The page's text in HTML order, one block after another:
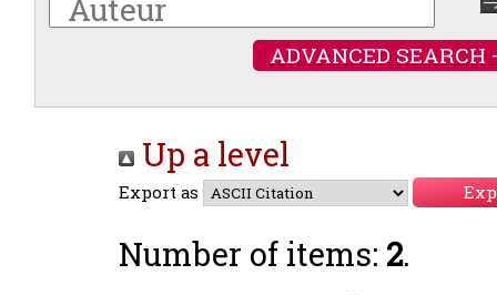
ADVANCED SEARCH
Up a level
Export as
Number of items: 2.